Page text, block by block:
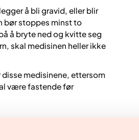
å bli gravid, eller blir
bør stoppes minst to
å bryte ned og kvitte seg
skal medisinen heller ikke
disse medisinene, ettersom
være fastende før